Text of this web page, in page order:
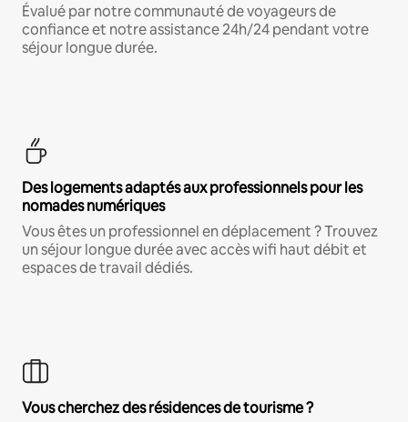
Évalué par notre communauté de voyageurs de
confiance et notre assistance 24h/24 pendant votre
séjour longue durée.
Des logements adaptés aux professionnels pour les
nomades numériques
Vous êtes un professionnel en déplacement ? Trouvez
un séjour longue durée avec accès wifi haut débit et
espaces de travail dédiés.
Vous cherchez des résidences de tourisme ?